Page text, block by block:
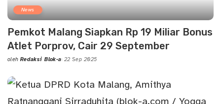
News
Pemkot Malang Siapkan Rp 19 Miliar Bonus
Atlet Porprov, Cair 29 September
Posted
oleh Redaksi Blok-a 22 Sep 2025